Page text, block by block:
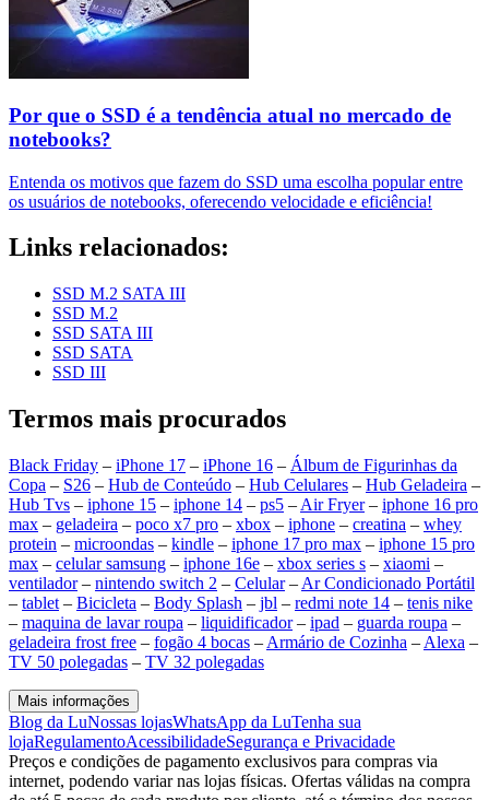
Por que o SSD é a tendência atual no mercado de
notebooks?
Entenda os motivos que fazem do SSD uma escolha popular entre
os usuários de notebooks, oferecendo velocidade e eficiência!
Links relacionados:
SSD M.2 SATA III
SSD M.2
SSD SATA III
SSD SATA
SSD III
Termos mais procurados
Black Friday – iPhone 17 – iPhone 16 – Álbum de Figurinhas da
Copa – S26 – Hub de Conteúdo – Hub Celulares – Hub Geladeira –
Hub Tvs – iphone 15 – iphone 14 – ps5 – Air Fryer– iphone 16 pro
max – geladeira – poco x7 pro – xbox – iphone – creatina – whey
protein – microondas – kindle – iphone 17 pro max – iphone 15 pro
max – celular samsung – iphone 16e – xbox series s – xiaomi –
ventilador– nintendo switch 2 – Celular– Ar Condicionado Portátil
– tablet – Bicicleta – Body Splash – jbl – redmi note 14 – tenis nike
– maquina de lavar roupa – liquidificador– ipad – guarda roupa –
geladeira frost free – fogão 4 bocas – Armário de Cozinha – Alexa –
TV 50 polegadas – TV 32 polegadas
Mais informações
Blog da LuNossas lojasWhatsApp da LuTenha sua
lojaRegulamentoAcessibilidadeSegurança e Privacidade
Preços e condições de pagamento exclusivos para compras via
internet, podendo variar nas lojas físicas. Ofertas válidas na compra